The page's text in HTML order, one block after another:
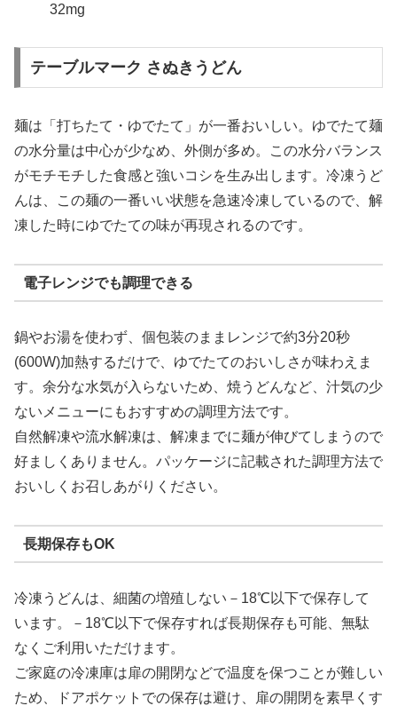
32mg
テーブルマーク さぬきうどん
麺は「打ちたて・ゆでたて」が一番おいしい。ゆでたて麺
の水分量は中心が少なめ、外側が多め。この水分バランス
がモチモチした食感と強いコシを生み出します。冷凍うど
んは、この麺の一番いい状態を急速冷凍しているので、解
凍した時にゆでたての味が再現されるのです。
電子レンジでも調理できる
鍋やお湯を使わず、個包装のままレンジで約3分20秒
(600W)加熱するだけで、ゆでたてのおいしさが味わえま
す。余分な水気が入らないため、焼うどんなど、汁気の少
ないメニューにもおすすめの調理方法です。
自然解凍や流水解凍は、解凍までに麺が伸びてしまうので
好ましくありません。パッケージに記載された調理方法で
おいしくお召しあがりください。
長期保存もOK
冷凍うどんは、細菌の増殖しない－18℃以下で保存して
います。－18℃以下で保存すれば長期保存も可能、無駄
なくご利用いただけます。
ご家庭の冷凍庫は扉の開閉などで温度を保つことが難しい
ため、ドアポケットでの保存は避け、扉の開閉を素早くす